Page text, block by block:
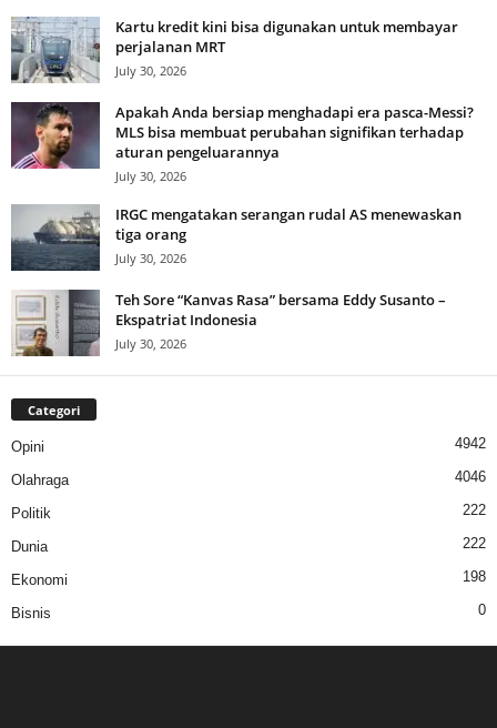
Kartu kredit kini bisa digunakan untuk membayar
perjalanan MRT
July 30, 2026
Apakah Anda bersiap menghadapi era pasca-Messi?
MLS bisa membuat perubahan signifikan terhadap
aturan pengeluarannya
July 30, 2026
IRGC mengatakan serangan rudal AS menewaskan
tiga orang
July 30, 2026
Teh Sore “Kanvas Rasa” bersama Eddy Susanto –
Ekspatriat Indonesia
July 30, 2026
Categori
Opini 4942
Olahraga 4046
Politik 222
Dunia 222
Ekonomi 198
Bisnis 0